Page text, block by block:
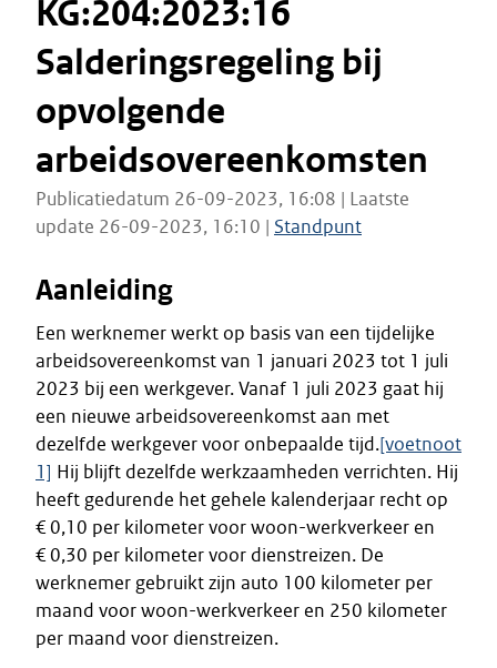
KG:204:2023:16
Salderingsregeling bij
opvolgende
arbeidsovereenkomsten
Publicatiedatum 26-09-2023, 16:08 | Laatste
update 26-09-2023, 16:10 | Standpunt
Aanleiding
Een werknemer werkt op basis van een tijdelijke
arbeidsovereenkomst van 1 januari 2023 tot 1 juli
2023 bij een werkgever. Vanaf 1 juli 2023 gaat hij
een nieuwe arbeidsovereenkomst aan met
dezelfde werkgever voor onbepaalde tijd.[voetnoot
1] Hij blijft dezelfde werkzaamheden verrichten. Hij
heeft gedurende het gehele kalenderjaar recht op
€ 0,10 per kilometer voor woon-werkverkeer en
€ 0,30 per kilometer voor dienstreizen. De
werknemer gebruikt zijn auto 100 kilometer per
maand voor woon-werkverkeer en 250 kilometer
per maand voor dienstreizen.